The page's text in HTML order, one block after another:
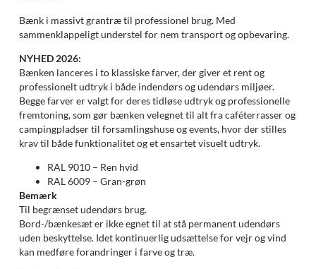
Bænk i massivt grantræ til professionel brug. Med
sammenklappeligt understel for nem transport og opbevaring.
NYHED 2026:
Bænken lanceres i to klassiske farver, der giver et rent og
professionelt udtryk i både indendørs og udendørs miljøer.
Begge farver er valgt for deres tidløse udtryk og professionelle
fremtoning, som gør bænken velegnet til alt fra caféterrasser og
campingpladser til forsamlingshuse og events, hvor der stilles
krav til både funktionalitet og et ensartet visuelt udtryk.
RAL 9010 – Ren hvid
RAL 6009 – Gran-grøn
Bemærk
Til begrænset udendørs brug.
Bord-/bænkesæt er ikke egnet til at stå permanent udendørs
uden beskyttelse. Idet kontinuerlig udsættelse for vejr og vind
kan medføre forandringer i farve og træ.